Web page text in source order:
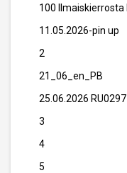
100
11.05.2026-pin up
2
21_06_en_PB
25.06.2026 RU0297
3
4
5